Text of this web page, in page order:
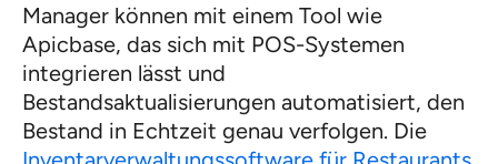
Manager können mit einem Tool wie
Apicbase, das sich mit POS-Systemen
integrieren lässt und
Bestandsaktualisierungen automatisiert, den
Bestand in Echtzeit genau verfolgen. Die